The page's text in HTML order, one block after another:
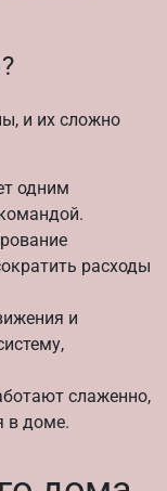
и их сложно
одним
расходы
и
слаженно,
в доме.